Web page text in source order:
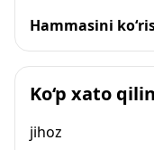
Hammasini
Ko‘p xato
jihoz